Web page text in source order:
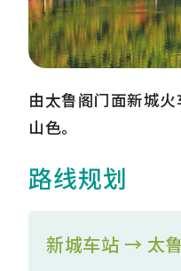
由太鲁阁门面新城
山色。
路线规划
新城车站 → 太